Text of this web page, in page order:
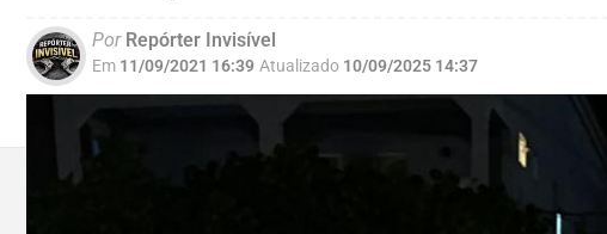
PorRepórter Invisível
Em 11/09/2021 16:39 Atualizado 10/09/2025 14:37